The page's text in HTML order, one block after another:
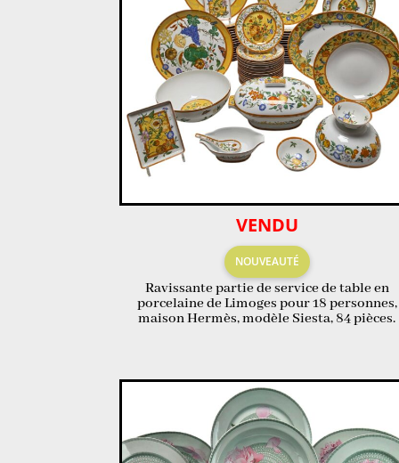
VENDU
NOUVEAUTÉ
Ravissante partie de service de table en
porcelaine de Limoges pour 18 personnes,
maison Hermès, modèle Siesta, 84 pièces.